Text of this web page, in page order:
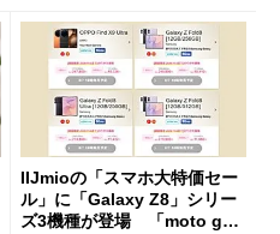
IIJmioの「スマホ大特価セー
ル」に「Galaxy Z8」シリー
ズ3機種が登場 「moto g37